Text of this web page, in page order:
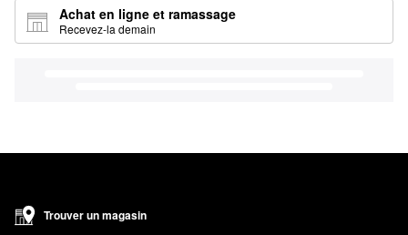
Achat en ligne et ramassage
Recevez-la demain
Trouver un magasin